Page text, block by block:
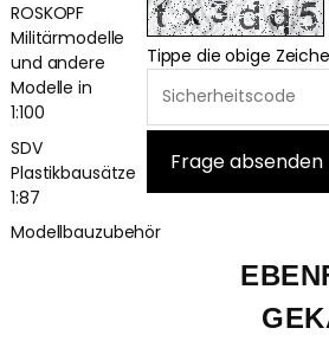
Tippe die obige
ROSKOPF
Militärmodelle
und andere
Modelle in
1:100
SDV
Plastikbausätze
1:87
Modellbauzubehör